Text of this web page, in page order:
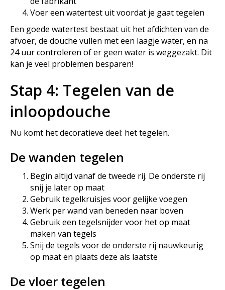
Voer een watertest uit voordat je gaat tegelen
Een goede watertest bestaat uit het afdichten van de
afvoer, de douche vullen met een laagje water, en na
24 uur controleren of er geen water is weggezakt. Dit
kan je veel problemen besparen!
Stap 4: Tegelen van de
inloopdouche
Nu komt het decoratieve deel: het tegelen.
De wanden tegelen
Begin altijd vanaf de tweede rij. De onderste rij
snij je later op maat
Gebruik tegelkruisjes voor gelijke voegen
Werk per wand van beneden naar boven
Gebruik een tegelsnijder voor het op maat
maken van tegels
Snij de tegels voor de onderste rij nauwkeurig
op maat en plaats deze als laatste
De vloer tegelen